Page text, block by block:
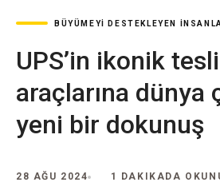
BÜYÜMEYI DESTEKLEYEN
UPS’in ikonik
araçlarına dünya
yeni bir dokunuş
28 AĞU 2024 1 DAKIKADA